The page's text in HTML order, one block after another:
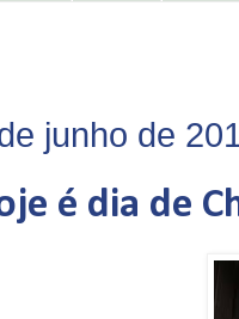
junho de
é dia de